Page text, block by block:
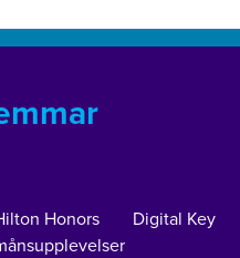
Honors
Digital Key